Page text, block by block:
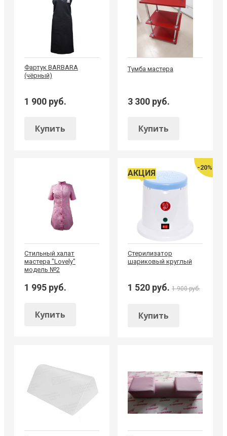
Фартук BARBARA
(чёрный)
1 900 руб.
Купить
Тумба мастера
3 300 руб.
Купить
Стильный халат
мастера "Lovely"
модель №2
1 995 руб.
Купить
-20%
АКЦИЯ
Стерилизатор
шариковый круглый
1 520 руб. 1 900 руб.
Купить